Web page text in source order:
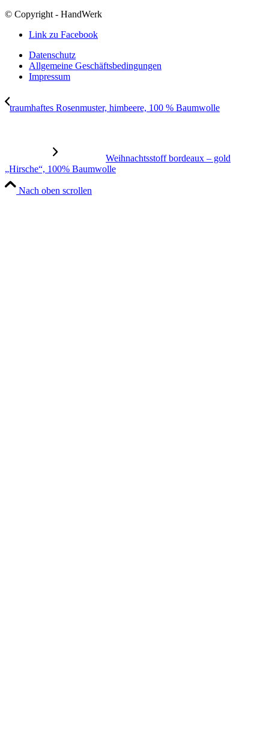
© Copyright - HandWerk
Link zu Facebook
Datenschutz
Allgemeine Geschäftsbedingungen
Impressum
traumhaftes Rosenmuster, himbeere, 100 % Baumwolle
Weihnachtsstoff bordeaux – gold
„Hirsche“, 100% Baumwolle
Nach oben scrollen